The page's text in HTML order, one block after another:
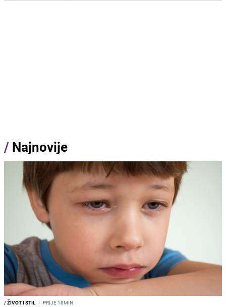
/ Najnovije
/ŽIVOT I STIL I PRIJE 18MIN